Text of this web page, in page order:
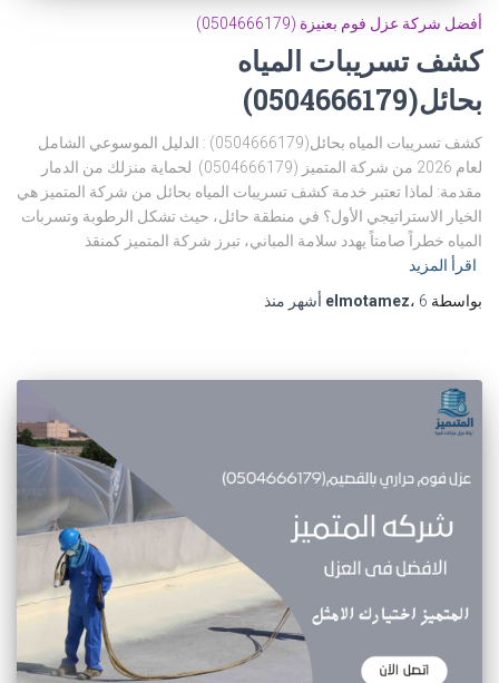
أفضل شركة عزل فوم بعنيزة (0504666179)
كشف تسريبات المياه
بحائل(0504666179)
كشف تسريبات المياه بحائل(0504666179) : الدليل الموسوعي الشامل
لعام 2026 من شركة المتميز (0504666179) لحماية منزلك من الدمار
مقدمة: لماذا تعتبر خدمة كشف تسريبات المياه بحائل من شركة المتميز هي
الخيار الاستراتيجي الأول؟ في منطقة حائل، حيث تشكل الرطوبة وتسربات
المياه خطراً صامتاً يهدد سلامة المباني، تبرز شركة المتميز كمنقذ
اقرأ المزيد
بواسطة
elmotamez، 6 أشهر منذ